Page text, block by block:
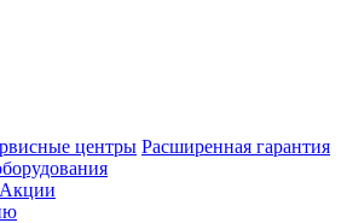
центры Расширенная гарантия
Акции